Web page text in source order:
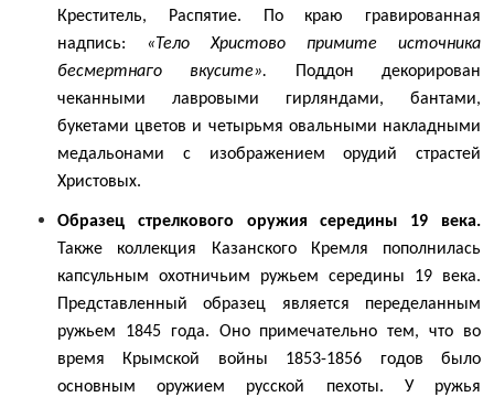
Креститель, Распятие. По краю гравированная
надпись: «Тело Христово примите источника
бесмертнаго вкусите». Поддон декорирован
чеканными лавровыми гирляндами, бантами,
букетами цветов и четырьмя овальными накладными
медальонами с изображением орудий страстей
Христовых.
Образец стрелкового оружия середины 19 века.
Также коллекция Казанского Кремля пополнилась
капсульным охотничьим ружьем середины 19 века.
Представленный образец является переделанным
ружьем 1845 года. Оно примечательно тем, что во
время Крымской войны 1853-1856 годов было
основным оружием русской пехоты. У ружья